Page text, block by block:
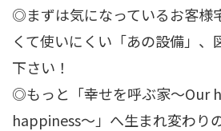
◎まずは気になっているお客様
くて使いにくい「あの設備」、
下さい！
◎もっと「幸せを呼ぶ家～Our
happiness～」へ生まれ変わり